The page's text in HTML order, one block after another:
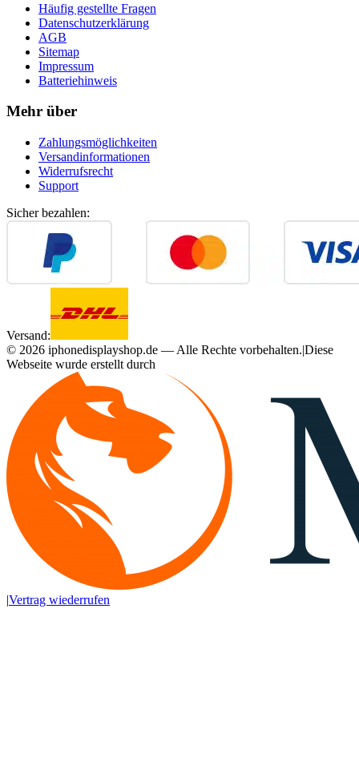
Häufig gestellte Fragen
Datenschutzerklärung
AGB
Sitemap
Impressum
Batteriehinweis
Mehr über
Zahlungsmöglichkeiten
Versandinformationen
Widerrufsrecht
Support
Sicher bezahlen:
Versand:
© 2026 iphonedisplayshop.de — Alle Rechte vorbehalten.|Diese
Webseite wurde erstellt durch
|Vertrag wiederrufen